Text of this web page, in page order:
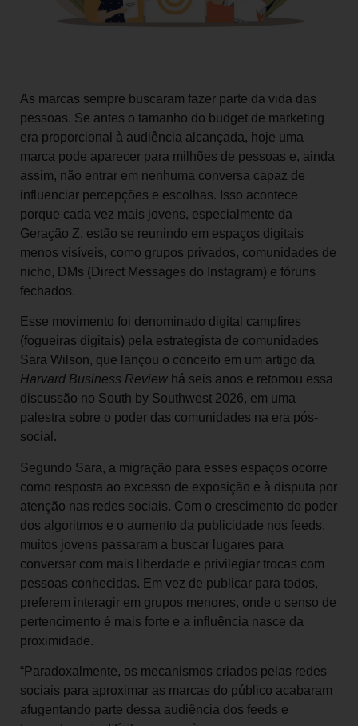
As marcas sempre buscaram fazer parte da vida das
pessoas. Se antes o tamanho do budget de marketing
era proporcional à audiência alcançada, hoje uma
marca pode aparecer para milhões de pessoas e, ainda
assim, não entrar em nenhuma conversa capaz de
influenciar percepções e escolhas. Isso acontece
porque cada vez mais jovens, especialmente da
Geração Z, estão se reunindo em espaços digitais
menos visíveis, como grupos privados, comunidades de
nicho, DMs (Direct Messages do Instagram) e fóruns
fechados.
Esse movimento foi denominado digital campfires
(fogueiras digitais) pela estrategista de comunidades
Sara Wilson, que lançou o conceito em um artigo da
Harvard Business Review há seis anos e retomou essa
discussão no South by Southwest 2026, em uma
palestra sobre o poder das comunidades na era pós-
social.
Segundo Sara, a migração para esses espaços ocorre
como resposta ao excesso de exposição e à disputa por
atenção nas redes sociais. Com o crescimento do poder
dos algoritmos e o aumento da publicidade nos feeds,
muitos jovens passaram a buscar lugares para
conversar com mais liberdade e privilegiar trocas com
pessoas conhecidas. Em vez de publicar para todos,
preferem interagir em grupos menores, onde o senso de
pertencimento é mais forte e a influência nasce da
proximidade.
“Paradoxalmente, os mecanismos criados pelas redes
sociais para aproximar as marcas do público acabaram
afugentando parte dessa audiência dos feeds e